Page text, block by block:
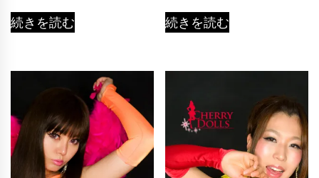
続きを読む 続きを読む